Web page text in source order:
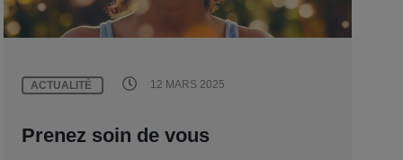
ACTUALITÉ 12 MARS 2025
Prenez soin de vous